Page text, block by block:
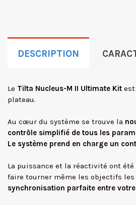
DESCRIPTION
Le Tilta Nucleus-M II Ultimate Kit
plateau.
Au cœur du système se trouve la
contrôle simplifié de tous les
Le système prend en charge un
La puissance et la réactivité ont
faire tourner même les objectifs
synchronisation parfaite entre